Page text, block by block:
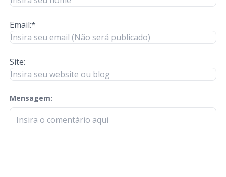
Email:*
Site:
Mensagem:
check-terms